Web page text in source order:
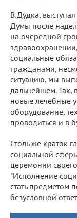
В.Дудка,
Думы после
на очередной
социальные
гражданами,
ситуацию, мы
дальнейшем. Так,
новые лечебные
оборудование,
проводиться и в
Столь же краток
социальной
церемонии
"Исполнение
стать предметом
безусловной